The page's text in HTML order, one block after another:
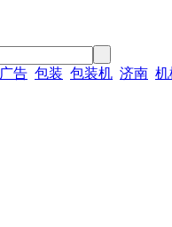
广告 包装 包装机 济南 机